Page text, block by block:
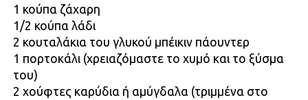
1 κούπα ζάχαρη
1/2 κούπα λάδι
2 κουταλάκια του γλυκού μπέικιν πάουντερ
1 πορτοκάλι (χρειαζόμαστε το χυμό και το ξύσμα
του)
2 χούφτες καρύδια ή αμύγδαλα (τριμμένα στο